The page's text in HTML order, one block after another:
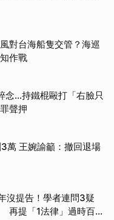
對台海船隻交管？海巡
作戰
念…持鐵棍毆打「右臉只
聲押
萬 王婉諭籲：撤回退場
沒提告！學者連問3疑
再提「1法律」過時百年